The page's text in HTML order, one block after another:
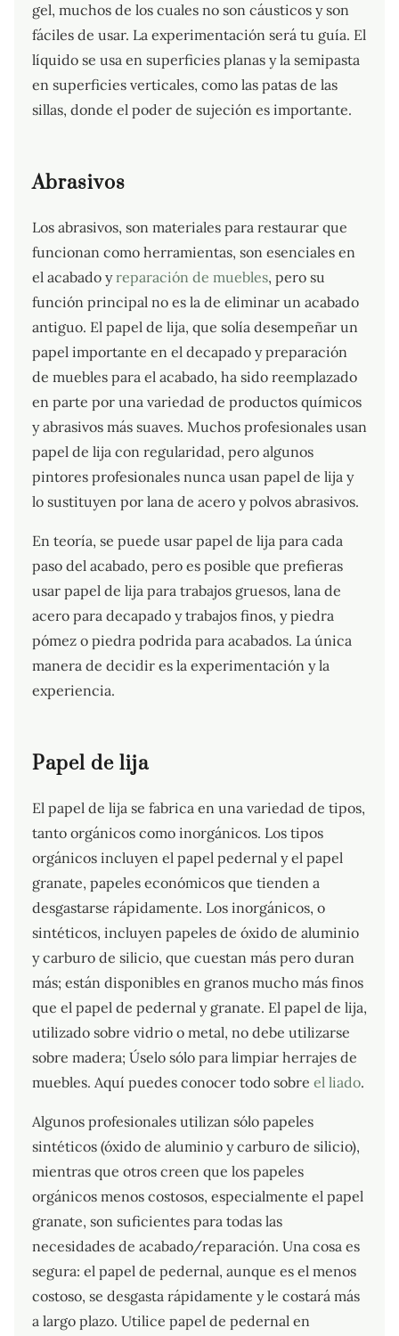
gel, muchos de los cuales no son cáusticos y son
fáciles de usar. La experimentación será tu guía. El
líquido se usa en superficies planas y la semipasta
en superficies verticales, como las patas de las
sillas, donde el poder de sujeción es importante.
Abrasivos
Los abrasivos, son materiales para restaurar que
funcionan como herramientas, son esenciales en
el acabado yreparación de muebles, pero su
función principal no es la de eliminar un acabado
antiguo. El papel de lija, que solía desempeñar un
papel importante en el decapado y preparación
de muebles para el acabado, ha sido reemplazado
en parte por una variedad de productos químicos
y abrasivos más suaves. Muchos profesionales usan
papel de lija con regularidad, pero algunos
pintores profesionales nunca usan papel de lija y
lo sustituyen por lana de acero y polvos abrasivos.
En teoría, se puede usar papel de lija para cada
paso del acabado, pero es posible que prefieras
usar papel de lija para trabajos gruesos, lana de
acero para decapado y trabajos finos, y piedra
pómez o piedra podrida para acabados. La única
manera de decidir es la experimentación y la
experiencia.
Papel de lija
El papel de lija se fabrica en una variedad de tipos,
tanto orgánicos como inorgánicos. Los tipos
orgánicos incluyen el papel pedernal y el papel
granate, papeles económicos que tienden a
desgastarse rápidamente. Los inorgánicos, o
sintéticos, incluyen papeles de óxido de aluminio
y carburo de silicio, que cuestan más pero duran
más; están disponibles en granos mucho más finos
que el papel de pedernal y granate. El papel de lija,
utilizado sobre vidrio o metal, no debe utilizarse
sobre madera; Úselo sólo para limpiar herrajes de
muebles. Aquí puedes conocer todo sobre el liado.
Algunos profesionales utilizan sólo papeles
sintéticos (óxido de aluminio y carburo de silicio),
mientras que otros creen que los papeles
orgánicos menos costosos, especialmente el papel
granate, son suficientes para todas las
necesidades de acabado/reparación. Una cosa es
segura: el papel de pedernal, aunque es el menos
costoso, se desgasta rápidamente y le costará más
a largo plazo. Utilice papel de pedernal en